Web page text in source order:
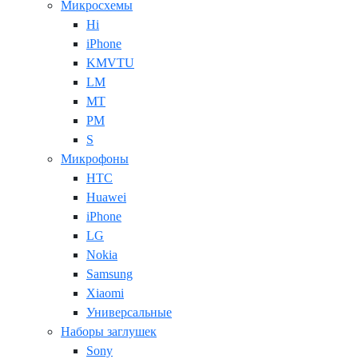
Микросхемы
Hi
iPhone
KMVTU
LM
MT
PM
S
Микрофоны
HTC
Huawei
iPhone
LG
Nokia
Samsung
Xiaomi
Универсальные
Наборы заглушек
Sony